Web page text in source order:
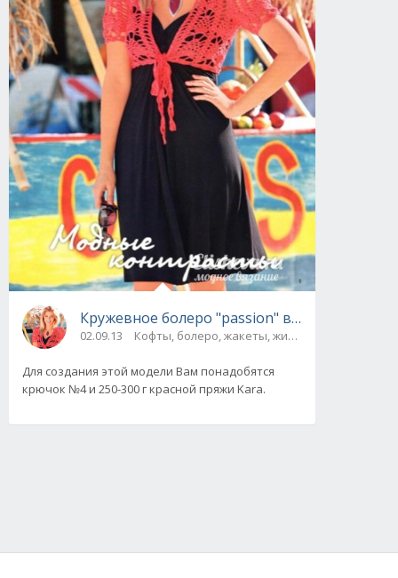
Кружевное болеро "passion" вязаное
02.09.13 Кофты, болеро, жакеты, жилеты
Для создания этой модели Вам понадобятся
крючок №4 и 250-300 г красной пряжи Kara.